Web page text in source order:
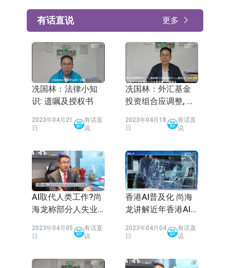
有话直说 更多
冼国林：法律小知
识: 遗嘱及授权书
2023年04月21
日
有话直
说
冼国林：外汇基金
投资组合应调整, 发
度监管
2023年04月18
日
有话直
说
AI取代人类工作?尚
海龙称部分人失业
职位」
2023年04月05
日
有话直
说
香港AI普及化 尚海
龙讲解近年香港AI
2023年04月04
日
有话直
说